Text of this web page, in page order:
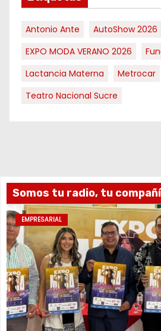
Antonio Ante AutoShow 2026
EXPO MODA VERANO 2026
Lactancia Materna
Metrocar
Teatro Nacional Sucre
Somos tu radio, tu
EMPRESARIAL